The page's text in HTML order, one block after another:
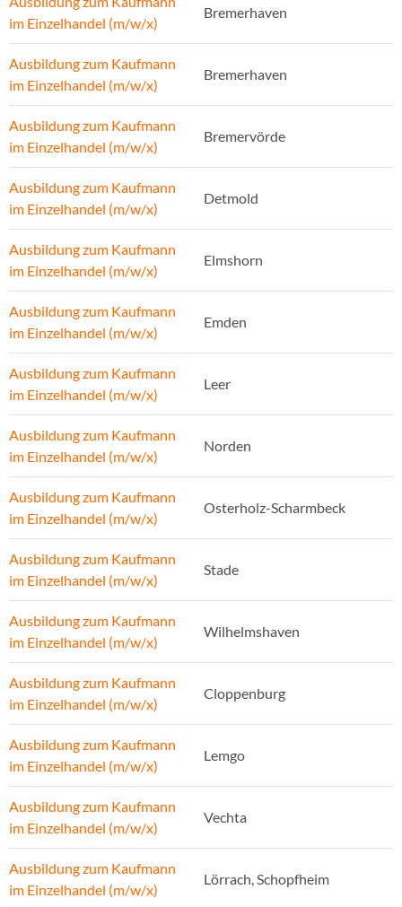
im Einzelhandel (m/w/x)
Bremerhaven
Ausbildung zum Kaufmann
im Einzelhandel (m/w/x)
Bremerhaven
Ausbildung zum Kaufmann
im Einzelhandel (m/w/x)
Bremervörde
Ausbildung zum Kaufmann
im Einzelhandel (m/w/x)
Detmold
Ausbildung zum Kaufmann
im Einzelhandel (m/w/x)
Elmshorn
Ausbildung zum Kaufmann
im Einzelhandel (m/w/x)
Emden
Ausbildung zum Kaufmann
im Einzelhandel (m/w/x)
Leer
Ausbildung zum Kaufmann
im Einzelhandel (m/w/x)
Norden
Ausbildung zum Kaufmann
im Einzelhandel (m/w/x)
Osterholz-Scharmbeck
Ausbildung zum Kaufmann
im Einzelhandel (m/w/x)
Stade
Ausbildung zum Kaufmann
im Einzelhandel (m/w/x)
Wilhelmshaven
Ausbildung zum Kaufmann
im Einzelhandel (m/w/x)
Cloppenburg
Ausbildung zum Kaufmann
im Einzelhandel (m/w/x)
Lemgo
Ausbildung zum Kaufmann
im Einzelhandel (m/w/x)
Vechta
Ausbildung zum Kaufmann
im Einzelhandel (m/w/x)
Lörrach, Schopfheim